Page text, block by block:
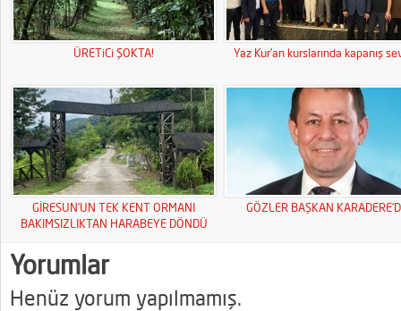
ÜRETiCi ŞOKTA! Yaz Kur’an kurslarında kapanış
GİRESUN’UN TEK KENT ORMANI
BAKIMSIZLIKTAN HARABEYE DÖNDÜ
GÖZLER BAŞKAN
Yorumlar
Henüz yorum yapılmamış.